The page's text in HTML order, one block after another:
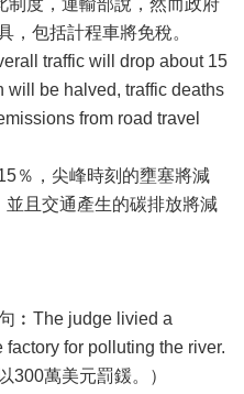
制度，運輸部說，然而政府
，包括計程車將免稅。
traffic will drop about 15
will be halved, traffic deaths
from road travel
％，尖峰時刻的壅塞將減
且交通產生的碳排放將減
︰The judge livied a
for polluting the river.
300萬美元罰鍰。）